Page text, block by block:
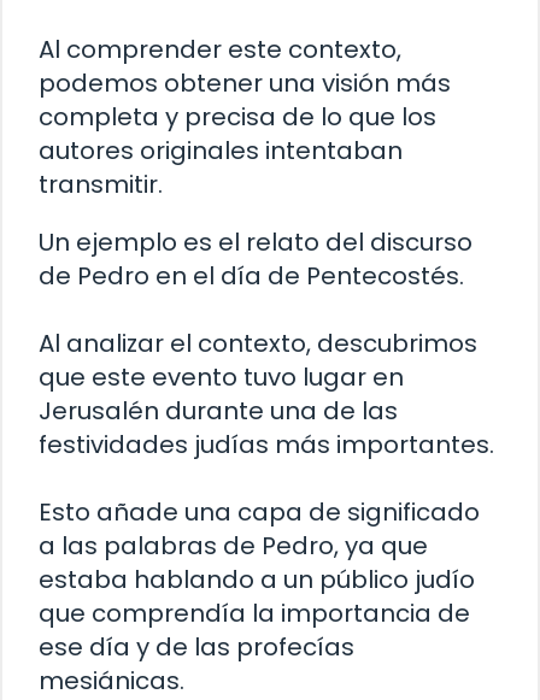
Al comprender este contexto,
podemos obtener una visión más
completa y precisa de lo que los
autores originales intentaban
transmitir.
Un ejemplo es el relato del discurso
de Pedro en el día de Pentecostés.
Al analizar el contexto, descubrimos
que este evento tuvo lugar en
Jerusalén durante una de las
festividades judías más importantes.
Esto añade una capa de significado
a las palabras de Pedro, ya que
estaba hablando a un público judío
que comprendía la importancia de
ese día y de las profecías
mesiánicas.